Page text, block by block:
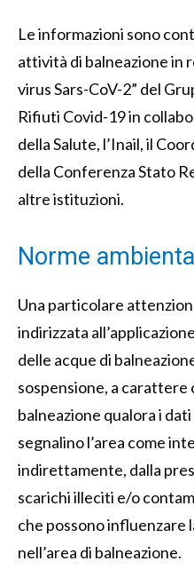
Le informazioni sono
attività di balneazione in
virus Sars-CoV-2” del
Rifiuti Covid-19 in
della Salute, l’Inail, il
della Conferenza Stato
altre istituzioni.
Norme
Una particolare
indirizzata
delle acque di
sospensione, a carattere
balneazione qualora i
segnalino l’area come
indirettamente, dalla
scarichi illeciti e/o
che possono influenzare
nell’area di balneazione.